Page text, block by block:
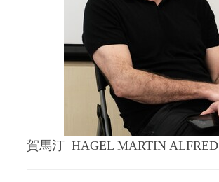
賀馬汀 HAGEL MARTIN ALFRED